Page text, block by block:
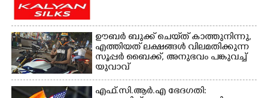
ഊബർ ബുക്ക് ചെയ്‌ത് കാത്തുനിന്നു,​
എത്തിയത് ലക്ഷങ്ങൾ വിലമതിക്കുന്ന
സൂപ്പർ ബൈക്ക്,​ അനുഭവം പങ്കുവച്ച്
യുവാവ്
എഫ്.സി.ആർ.എ ഭേദഗതി: